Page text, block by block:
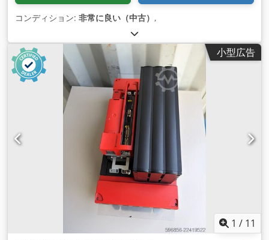
コンディション: 非常に良い（中古） ,
小型広告
1 / 11